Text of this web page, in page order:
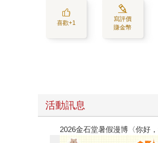
喜歡+1
寫評價
賺金幣
活動訊息
春光ｘ奇幻基地｜全書系展